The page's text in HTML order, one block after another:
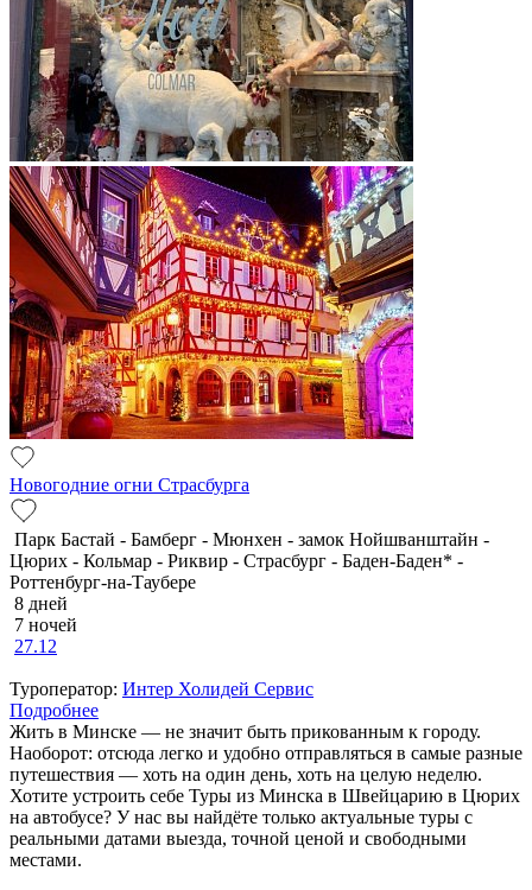
Новогодние огни Страсбурга
Парк Бастай - Бамберг - Мюнхен - замок Нойшванштайн -
Цюрих - Кольмар - Риквир - Страсбург - Баден-Баден* -
Роттенбург-на-Таубере
8 дней
7 ночей
27.12
Туроператор: Интер Холидей Сервис
Подробнее
Жить в Минске — не значит быть прикованным к городу.
Наоборот: отсюда легко и удобно отправляться в самые разные
путешествия — хоть на один день, хоть на целую неделю.
Хотите устроить себе Туры из Минска в Швейцарию в Цюрих
на автобусе? У нас вы найдёте только актуальные туры с
реальными датами выезда, точной ценой и свободными
местами.